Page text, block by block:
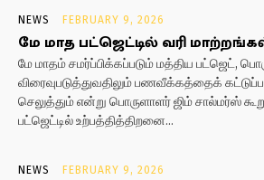
NEWS FEBRUARY 9, 2026
மே மாத பட்ஜெட்டில் வரி மாற்றங்கள்
மே மாதம் சமர்ப்பிக்கப்படும் மத்திய பட்ஜெட்,
விரைவுபடுத்துவதிலும் பணவீக்கத்தைக்
செலுத்தும் என்று பொருளாளர் ஜிம் சால்மர்ஸ்
பட்ஜெட்டில் உற்பத்தித்திறனை...
NEWS FEBRUARY 9, 2026